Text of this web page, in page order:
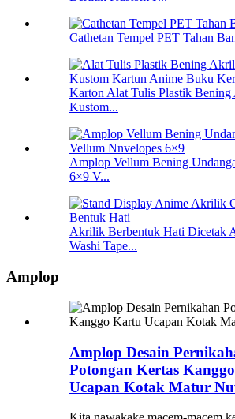
Cathetan Tempel PET Tahan
Karton Alat Tulis Plastik
Kustom...
Amplop Vellum Bening
6×9 V...
Akrilik Berbentuk Hati Dicetak
Washi Tape...
Amplop
Amplop Desain
Potongan Kertas
Ucapan Kotak Matur